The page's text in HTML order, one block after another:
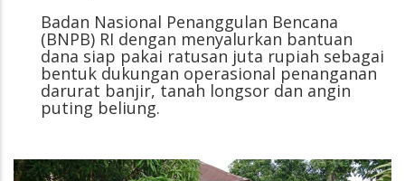
Badan Nasional Penanggulan Bencana
(BNPB) RI dengan menyalurkan bantuan
dana siap pakai ratusan juta rupiah sebagai
bentuk dukungan operasional penanganan
darurat banjir, tanah longsor dan angin
puting beliung.